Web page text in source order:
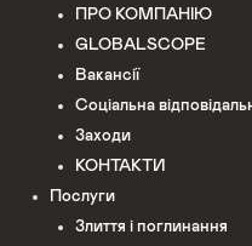
ПРО КОМПАНІЮ
GLOBALSCOPE
Вакансії
Соціальна
Заходи
КОНТАКТИ
Послуги
Злиття і поглинання